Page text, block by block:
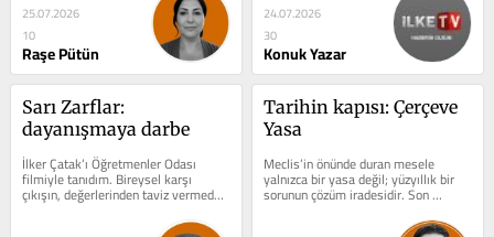
25.07.2026
10
Raşe Pütün
24.07.2026
30
Konuk Yazar
Sarı Zarflar:
dayanışmaya darbe
İlker Çatak’ı Öğretmenler Odası
filmiyle tanıdım. Bireysel karşı
çıkışın, değerlerinden taviz vermeden
yaşamanın zorluklarını...
Tarihin kapısı: Çerçeve
Yasa
Meclis’in önünde duran mesele
yalnızca bir yasa değil; yüzyıllık bir
sorunun çözüm iradesidir. Son
haftalarda Barış ve Demokratik